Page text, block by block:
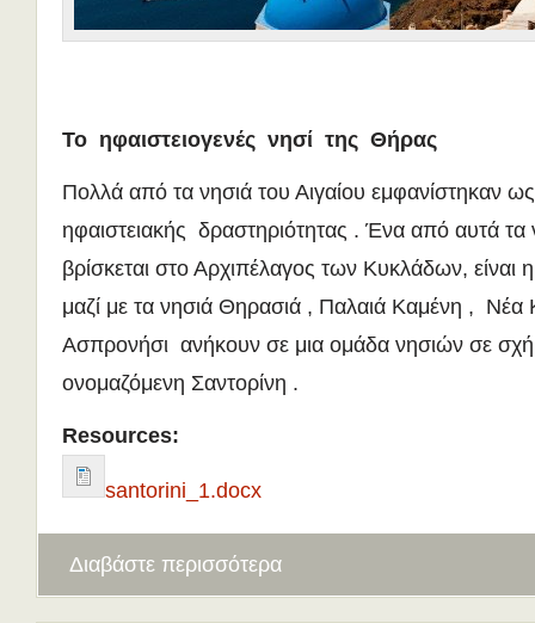
Το ηφαιστειογενές νησί της Θήρας
Πολλά από τα νησιά του Αιγαίου εμφανίστηκαν
ηφαιστειακής δραστηριότητας . Ένα από αυτά τα
βρίσκεται στο Αρχιπέλαγος των Κυκλάδων,
μαζί με τα νησιά Θηρασιά , Παλαιά Καμένη , Νέα
Ασπρονήσι ανήκουν σε μια ομάδα νησιών σε
ονομαζόμενη Σαντορίνη .
Resources:
santorini_1.docx
Διαβάστε περισσότερα